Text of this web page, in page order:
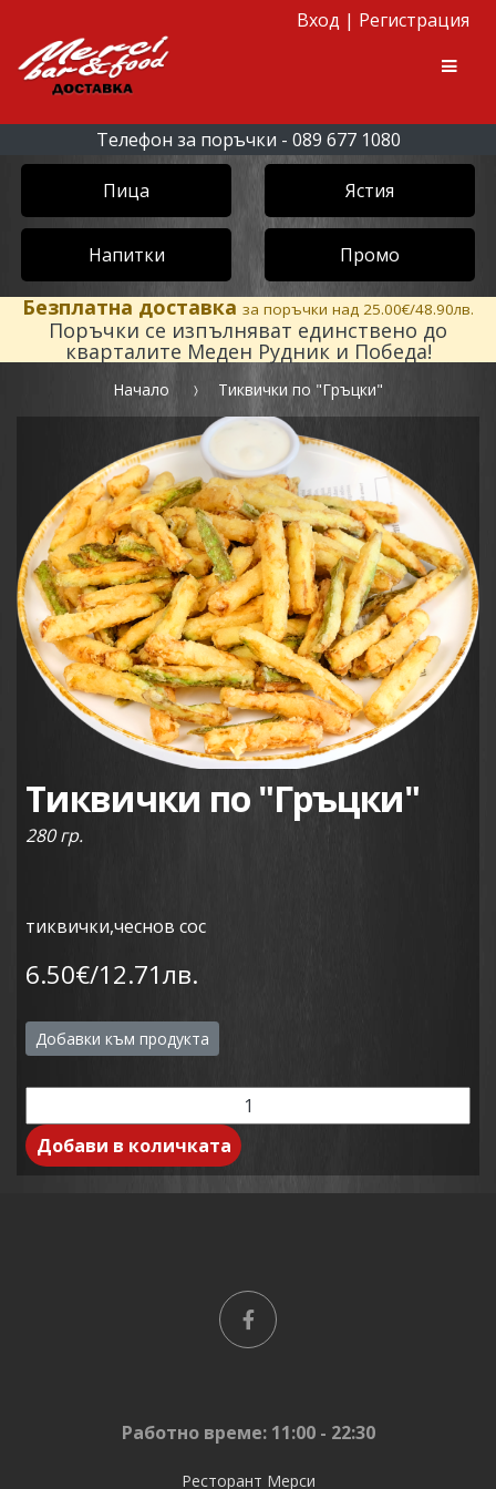
Вход | Регистрация
Skip to navigation
Skip to content
Телефон за поръчки - 089 677 1080
Пица Ястия
Напитки Промо
Безплатна доставка за поръчки над 25.00€/48.90лв.
Поръчки се изпълняват единствено до
кварталите Меден Рудник и Победа!
Начало Тиквички по "Гръцки"
Тиквички по "Гръцки"
280 гр.
тиквички,чеснов сос
6.50€/12.71лв.
Добавки към продукта
Добави в количката
Работно време: 11:00 - 22:30
Ресторант Мерси